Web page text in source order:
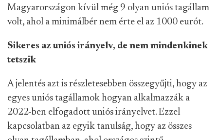
Magyarországon kívül még 9 olyan uniós tagállam
volt, ahol a minimálbér nem érte el az 1000 eurót.
Sikeres az uniós irányelv, de nem mindenkinek
tetszik
A jelentés azt is részletesebben összegyűjti, hogy az
egyes uniós tagállamok hogyan alkalmazzák a
2022-ben elfogadott uniós irányelvet. Ezzel
kapcsolatban az egyik tanulság, hogy az összes